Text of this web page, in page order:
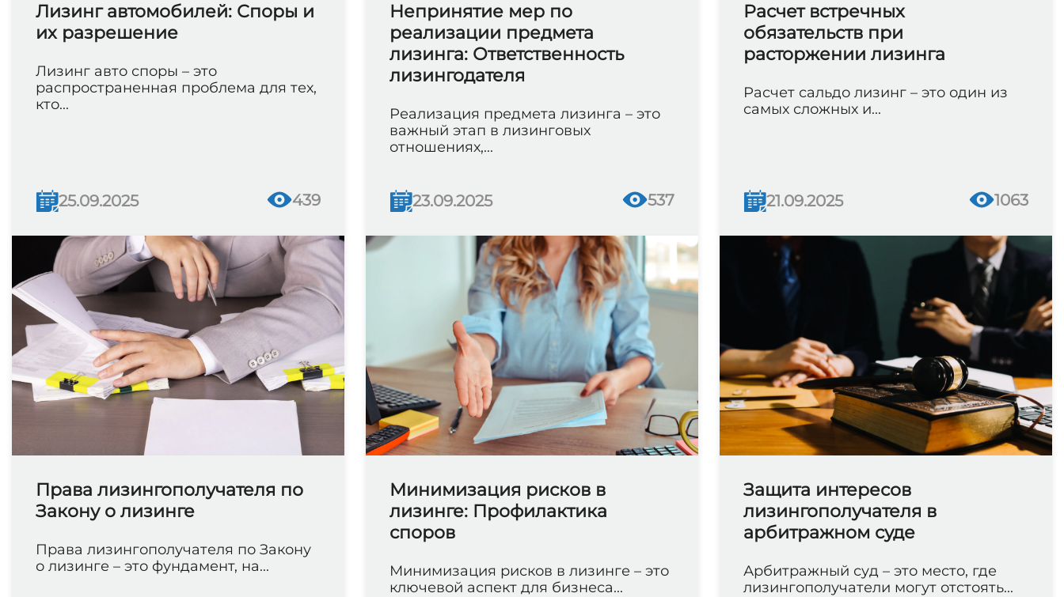
Лизинг автомобилей: Споры и
их разрешение
Лизинг авто споры – это
распространенная проблема для тех,
кто...
25.09.2025 439
Непринятие мер по
реализации предмета
лизинга: Ответственность
лизингодателя
Реализация предмета лизинга – это
важный этап в лизинговых
отношениях,...
23.09.2025 537
Расчет встречных
обязательств при
расторжении лизинга
Расчет сальдо лизинг – это один из
самых сложных и...
21.09.2025 1063
Права лизингополучателя по
Закону о лизинге
Права лизингополучателя по Закону
о лизинге – это фундамент, на...
Минимизация рисков в
лизинге: Профилактика
споров
Минимизация рисков в лизинге – это
ключевой аспект для бизнеса...
Защита интересов
лизингополучателя в
арбитражном суде
Арбитражный суд – это место, где
лизингополучатели могут отстоять...